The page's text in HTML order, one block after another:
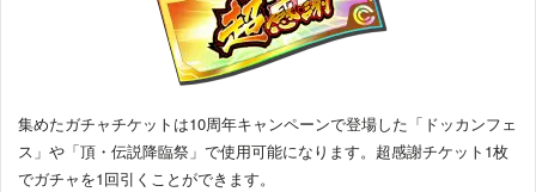
集めたガチャチケットは10周年キャンペーンで登場した「ドッカンフェ
ス」や「頂・伝説降臨祭」で使用可能になります。超感謝チケット1枚
でガチャを1回引くことができます。